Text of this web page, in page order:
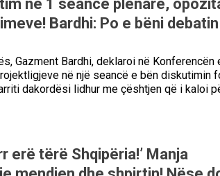
në 1 seancë plenare,
Bardhi: Po e bëni debatin
Gazment Bardhi, deklaroi në Konferencën
në një seancë e bën diskutimin
dakordësi lidhur me çështjen që i kaloi
erë tërë Shqipëria!’ Manja